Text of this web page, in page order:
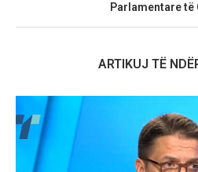
Parlamentare të
ARTIKUJ TË